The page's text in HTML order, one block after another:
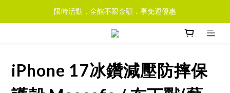
限時活動．全館不限金額．享免運優惠
iPhone 17冰鑽減壓防摔保